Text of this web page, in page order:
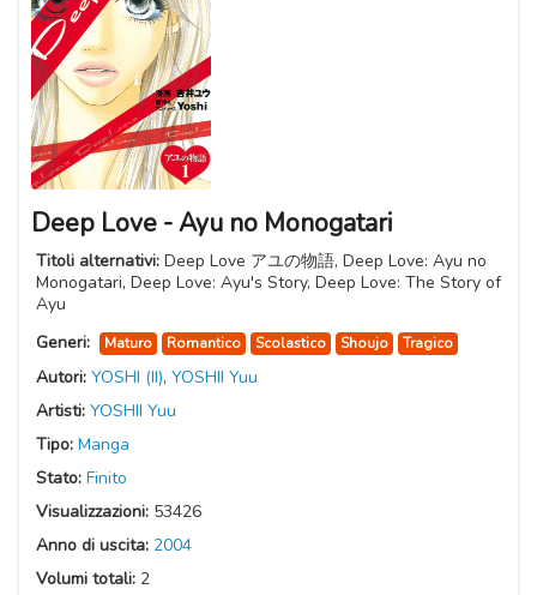
Deep Love - Ayu no Monogatari
Titoli alternativi: Deep Love アユの物語, Deep Love: Ayu no
Monogatari, Deep Love: Ayu's Story, Deep Love: The Story of
Ayu
Generi:
Maturo Romantico Scolastico Shoujo Tragico
Autori: YOSHI (II), YOSHII Yuu
Artisti: YOSHII Yuu
Tipo: Manga
Stato: Finito
Visualizzazioni: 53426
Anno di uscita: 2004
Volumi totali: 2